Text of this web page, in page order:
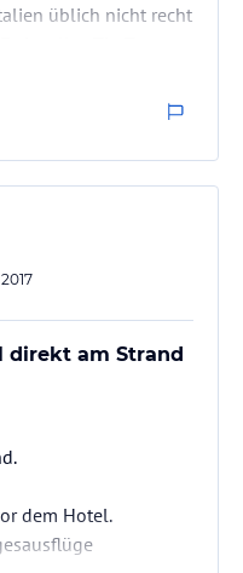
üblich nicht recht
Personal ist sehr
Wir werden sicher
direkt am Strand
dem Hotel.